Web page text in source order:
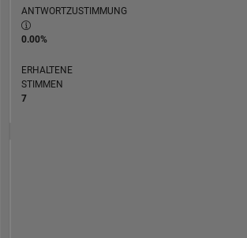
ANTWORTZUSTIMMUNG
0.00%
ERHALTENE
STIMMEN
7